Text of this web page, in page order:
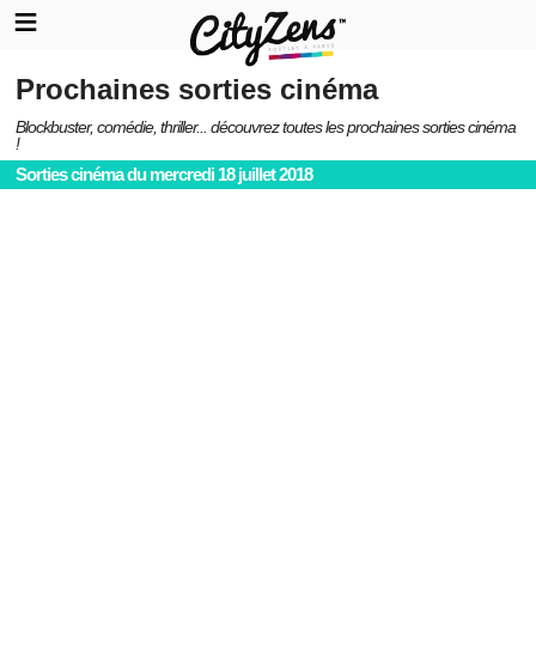
Prochaines sorties cinéma
Blockbuster, comédie, thriller... découvrez toutes les prochaines sorties cinéma
!
Sorties cinéma du mercredi 18 juillet 2018